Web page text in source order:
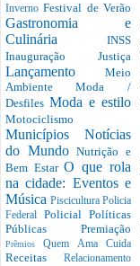
InvernoFestival de Verão
Gastronomia e
Culinária INSS
Inauguração Justiça
Lançamento Meio
AmbienteModa /
Desfiles Moda e estilo
Motociclismo
Municípios Notícias
do MundoNutrição e
Bem EstarO que rola
na cidade: Eventos e
Música Piscicultura Policia
Federal Policial Políticas
Públicas Premiação
PrêmiosQuem Ama Cuida
Receitas Relacionamento